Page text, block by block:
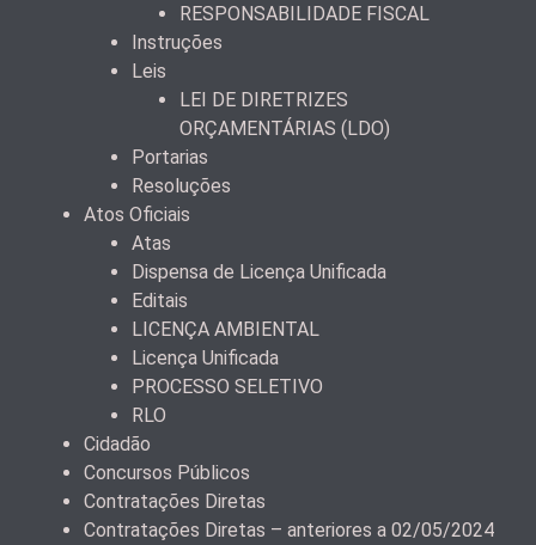
RESPONSABILIDADE FISCAL
Instruções
Leis
LEI DE DIRETRIZES
ORÇAMENTÁRIAS (LDO)
Portarias
Resoluções
Atos Oficiais
Atas
Dispensa de Licença Unificada
Editais
LICENÇA AMBIENTAL
Licença Unificada
PROCESSO SELETIVO
RLO
Cidadão
Concursos Públicos
Contratações Diretas
Contratações Diretas – anteriores a 02/05/2024